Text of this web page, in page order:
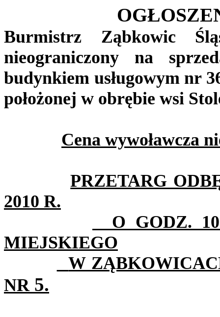
Burmistrz Ząbkowic
nieograniczony na
budynkiem usługowym nr
położonej w obrębie wsi
Cena wywoławcza
PRZETARG
2010 R.
O GODZ.
MIEJSKIEGO
W
NR5.